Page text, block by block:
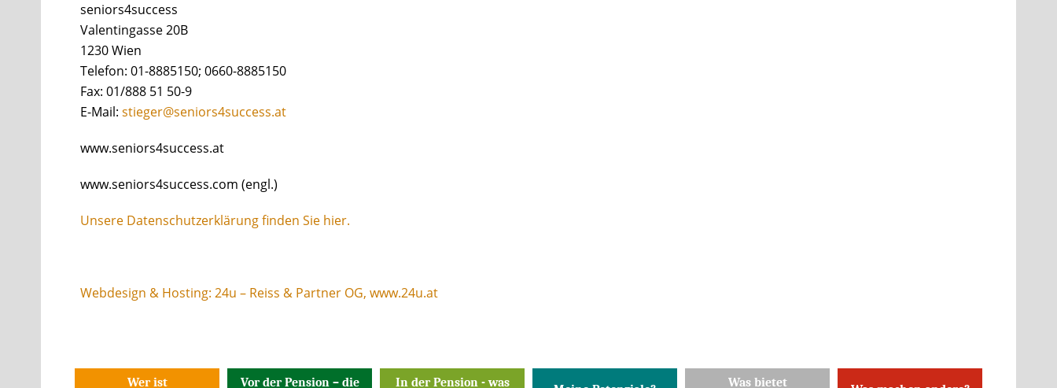
seniors4success
Valentingasse 20B
1230 Wien
Telefon: 01-8885150; 0660-8885150
Fax: 01/888 51 50-9
E-Mail: stieger@seniors4success.at
www.seniors4success.at
www.seniors4success.com (engl.)
Unsere Datenschutzerklärung finden Sie hier.
Webdesign & Hosting: 24u – Reiss & Partner OG, www.24u.at
Wer ist Vor der Pension – die In der Pension - was Was bietet